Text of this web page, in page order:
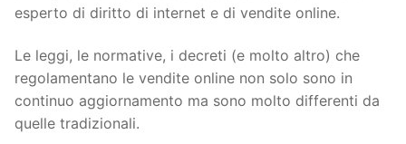
esperto di diritto di internet e di vendite online.
Le leggi, le normative, i decreti (e molto altro) che
regolamentano le vendite online non solo sono in
continuo aggiornamento ma sono molto differenti da
quelle tradizionali.